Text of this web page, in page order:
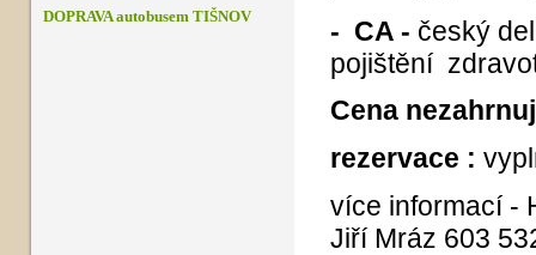
DOPRAVA autobusem TIŠNOV
- CA - český
pojištění
Cena
rezervace :
více informací -
Jiří Mráz 603